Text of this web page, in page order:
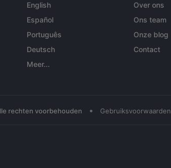
English
Español
Português
Deutsch
Meer...
Over ons
Ons team
Onze blog
Contact
rechten voorbehouden • Gebruiksvoorwaarden